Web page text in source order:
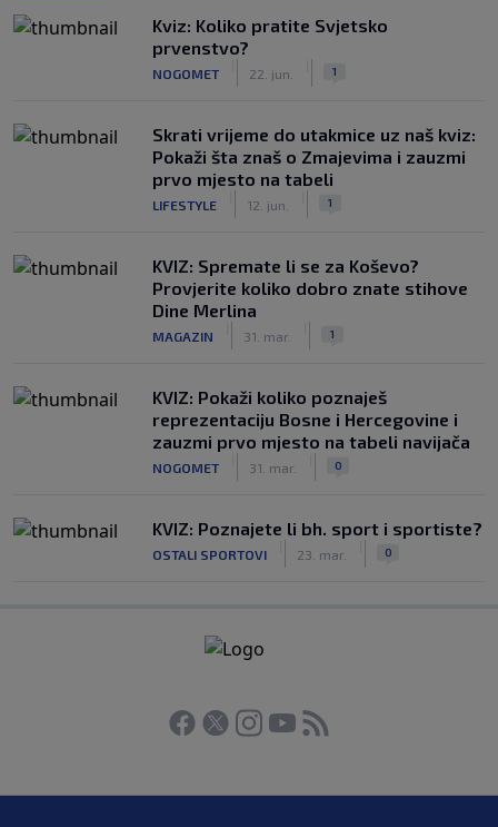
Kviz: Koliko pratite Svjetsko
prvenstvo?
NOGOMET 22. jun. 1
Skrati vrijeme do utakmice uz naš kviz:
Pokaži šta znaš o Zmajevima i zauzmi
prvo mjesto na tabeli
LIFESTYLE 12. jun. 1
KVIZ: Spremate li se za Koševo?
Provjerite koliko dobro znate stihove
Dine Merlina
MAGAZIN 31. mar. 1
KVIZ: Pokaži koliko poznaješ
reprezentaciju Bosne i Hercegovine i
zauzmi prvo mjesto na tabeli navijača
NOGOMET 31. mar. 0
KVIZ: Poznajete li bh. sport i sportiste?
OSTALI SPORTOVI 23. mar. 0